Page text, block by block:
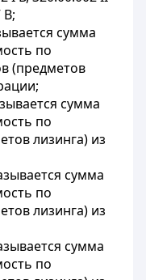
В;
сумма
по
(предметов
сумма
по
лизинга) из
сумма
по
лизинга) из
сумма
по